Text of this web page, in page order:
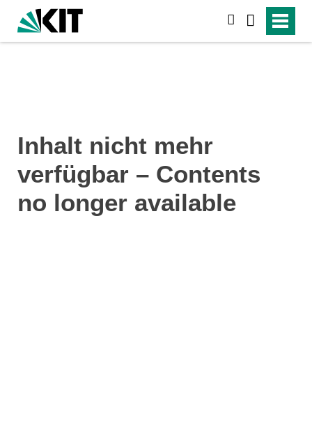
Inhalt nicht mehr
verfügbar – Contents
no longer available